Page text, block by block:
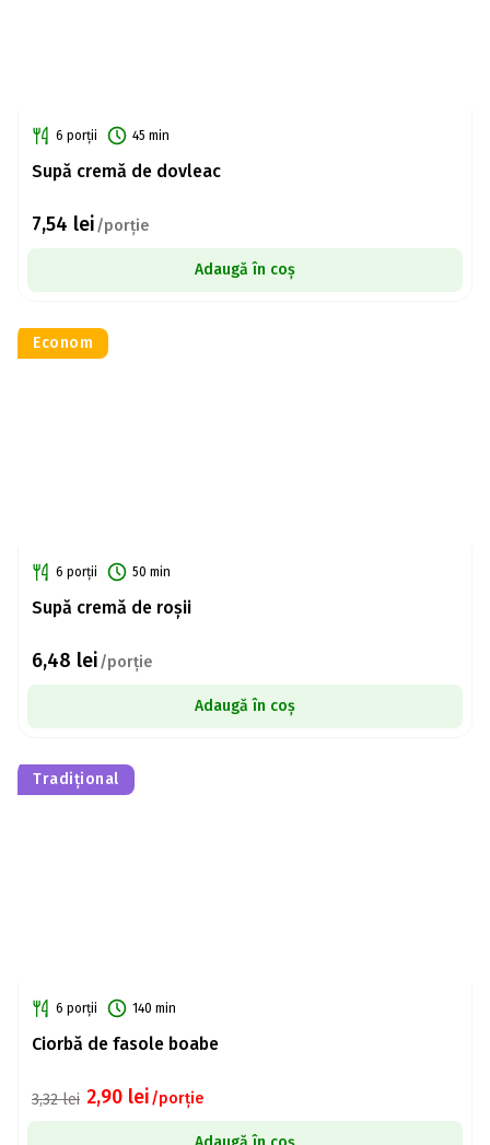
6 porții 45 min
Supă cremă de dovleac
7,54 lei/porție
Adaugă în coș
Econom
6 porții 50 min
Supă cremă de roșii
6,48 lei/porție
Adaugă în coș
Tradițional
6 porții 140 min
Ciorbă de fasole boabe
3,32lei 2,90 lei/porție